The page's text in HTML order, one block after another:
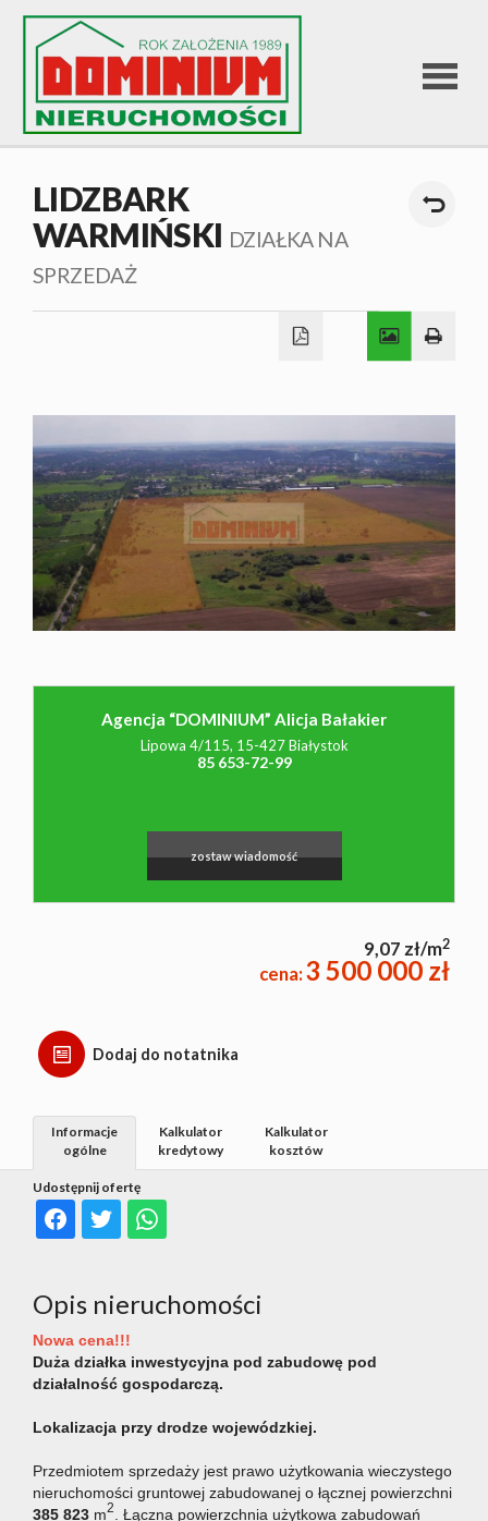
STRONA
OFERTA
NAJMU
O NAS
CO
LIDZBARK
WARMIŃSKI DZIAŁKA NA
SPRZEDAŻ
Agencja “DOMINIUM” Alicja Bałakier
Lipowa 4/115, 15-427 Białystok
85 653-72-99
zostaw wiadomość
9,07 zł/m2
cena:3 500 000 zł
Dodaj do notatnika
Udostępnij ofertę
Informacje
ogólne
Kalkulator
kredytowy
Kalkulator
kosztów
Opis nieruchomości
Nowa cena!!!
Duża działka inwestycyjna pod zabudowę pod
działalność gospodarczą.
Lokalizacja przy drodze wojewódzkiej.
Przedmiotem sprzedaży jest prawo użytkowania wieczystego
nieruchomości gruntowej zabudowanej o łącznej powierzchni
385 823 m2. Łączna powierzchnia użytkowa zabudowań